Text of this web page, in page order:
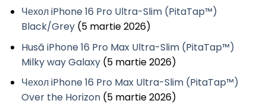
Чехол iPhone 16 Pro Ultra-Slim (PitaTap™)
Black/Grey (5 martie 2026)
Husă iPhone 16 Pro Max Ultra-Slim (PitaTap™)
Milky way Galaxy (5 martie 2026)
Чехол iPhone 16 Pro Max Ultra-Slim (PitaTap™)
Over the Horizon (5 martie 2026)